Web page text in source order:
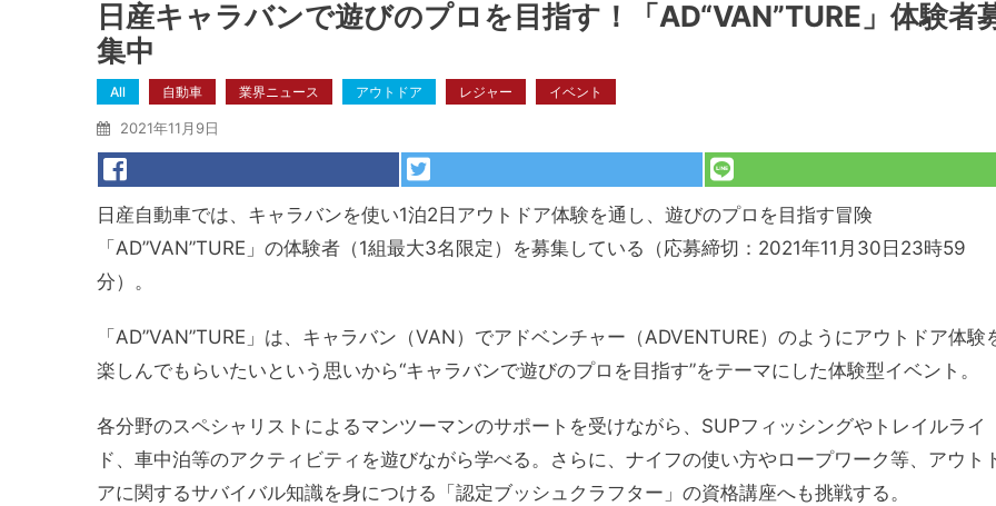
日産キャラバンで遊びのプロを目指す！「AD“VAN”TURE」体験者
集中
All 自動車 業界ニュース アウトドア レジャー イベント
2021年11月9日
日産自動車では、キャラバンを使い1泊2日アウトドア体験を通し、遊びのプロを目指す冒険
「AD”VAN”TURE」の体験者（1組最大3名限定）を募集している（応募締切：2021年11月30日23時59
分）。
「AD”VAN”TURE」は、キャラバン（VAN）でアドベンチャー（ADVENTURE）のようにアウトドア体験
楽しんでもらいたいという思いから“キャラバンで遊びのプロを目指す”をテーマにした体験型イベント。
各分野のスペシャリストによるマンツーマンのサポートを受けながら、SUPフィッシングやトレイルライ
ド、車中泊等のアクティビティを遊びながら学べる。さらに、ナイフの使い方やロープワーク等、アウト
アに関するサバイバル知識を身につける「認定ブッシュクラフター」の資格講座へも挑戦する。